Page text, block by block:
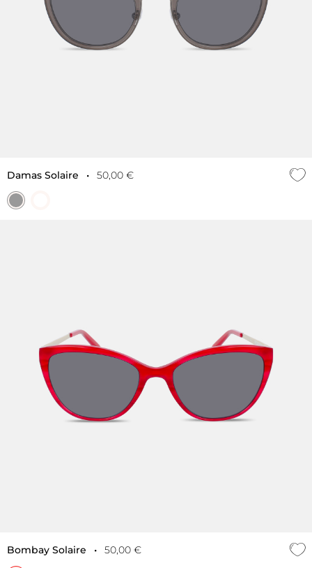
Damas Solaire • 50,00 €
Bombay Solaire • 50,00 €